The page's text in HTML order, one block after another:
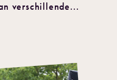
verschillende...